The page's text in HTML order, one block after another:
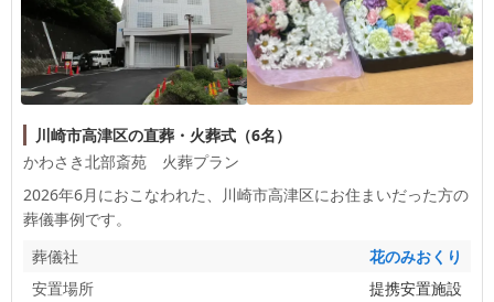
川崎市高津区の直葬・火葬式（6名）
かわさき北部斎苑 火葬プラン
2026年6月におこなわれた、
川崎市高津区にお住まいだった方の
葬儀事例です。
葬儀社
花のみおくり
安置場所
提携安置施設